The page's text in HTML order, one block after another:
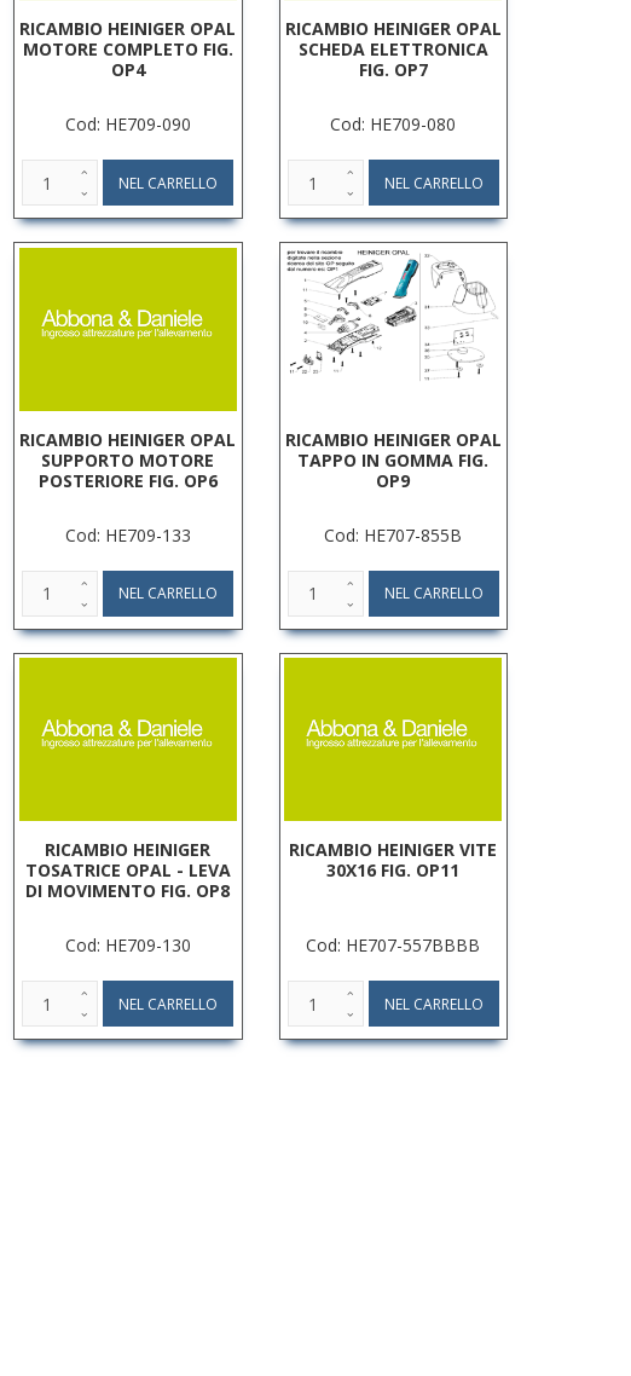
RICAMBIO HEINIGER OPAL
MOTORE COMPLETO FIG.
OP4
Cod: HE709-090
RICAMBIO HEINIGER OPAL
SCHEDA ELETTRONICA
FIG. OP7
Cod: HE709-080
RICAMBIO HEINIGER OPAL
SUPPORTO MOTORE
POSTERIORE FIG. OP6
Cod: HE709-133
RICAMBIO HEINIGER OPAL
TAPPO IN GOMMA FIG.
OP9
Cod: HE707-855B
RICAMBIO HEINIGER
TOSATRICE OPAL - LEVA
DI MOVIMENTO FIG. OP8
Cod: HE709-130
RICAMBIO HEINIGER VITE
30X16 FIG. OP11
Cod: HE707-557BBBB